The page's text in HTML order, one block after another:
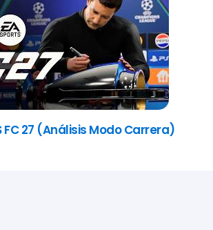
FC 27 (Análisis Modo Carrera)